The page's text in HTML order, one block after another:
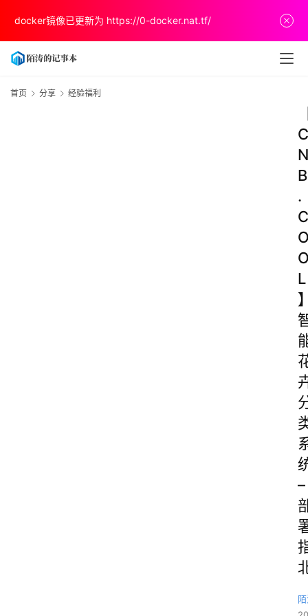
docker镜像已更新为 https://0-docker.nat.tf/
首页 分享 经验福利
C
N
B
.
C
L
–